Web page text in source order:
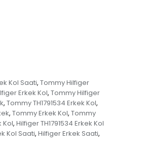
Kol Saati, Tommy Hilfiger
Erkek Kol, Tommy Hilfiger
, Tommy TH1791534 Erkek Kol,
, Tommy Erkek Kol, Tommy
Kol, Hilfiger TH1791534 Erkek Kol
Kol Saati, Hilfiger Erkek Saati,